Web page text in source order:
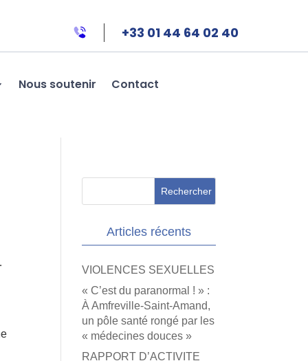
+33 01 44 64 02 40
Nous soutenir Contact
Articles récents
VIOLENCES SEXUELLES
« C’est du paranormal ! » :
À Amfreville-Saint-Amand,
un pôle santé rongé par les
« médecines douces »
RAPPORT D’ACTIVITE